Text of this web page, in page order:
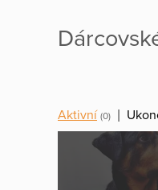
Aktivní (0)